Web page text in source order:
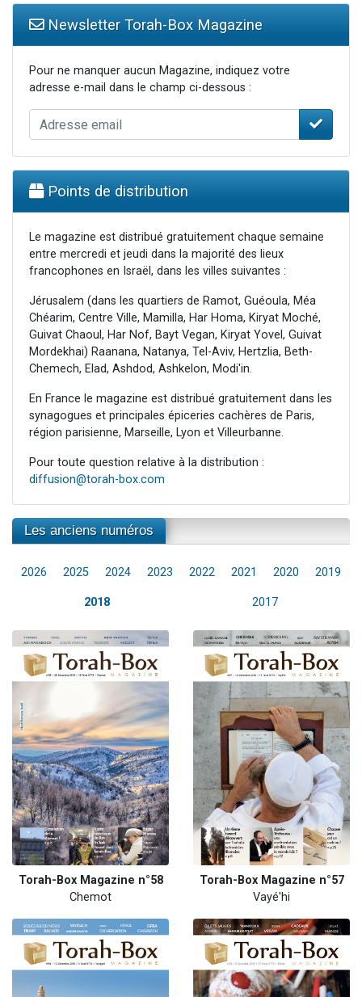
Newsletter Torah-Box Magazine
Pour ne manquer aucun Magazine, indiquez votre
adresse e-mail dans le champ ci-dessous :
Points de distribution
Le magazine est distribué gratuitement chaque semaine
entre mercredi et jeudi dans la majorité des lieux
francophones en Israël, dans les villes suivantes :
Jérusalem (dans les quartiers de Ramot, Guéoula, Méa
Chéarim, Centre Ville, Mamilla, Har Homa, Kiryat Moché,
Guivat Chaoul, Har Nof, Bayt Vegan, Kiryat Yovel, Guivat
Mordekhai) Raanana, Natanya, Tel-Aviv, Hertzlia, Beth-
Chemech, Elad, Ashdod, Ashkelon, Modi'in.
En France le magazine est distribué gratuitement dans les
synagogues et principales épiceries cachères de Paris,
région parisienne, Marseille, Lyon et Villeurbanne.
Pour toute question relative à la distribution :
diffusion@torah-box.com
Les anciens numéros
2026 2025 2024 2023 2022 2021 2020 2019
2018 2017
Torah-Box Magazine n°58
Chemot
Torah-Box Magazine n°57
Vayé'hi